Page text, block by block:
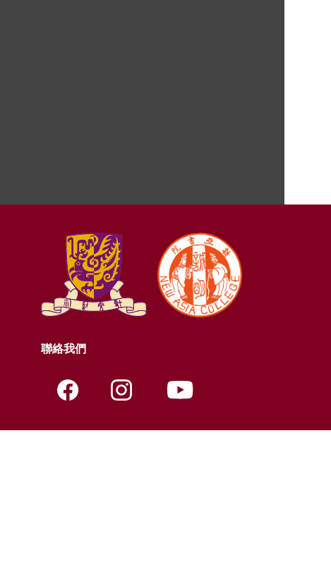
聯絡我們
聯絡資料